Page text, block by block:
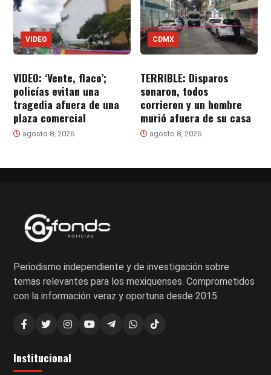
VIDEO
VIDEO: ‘Vente, flaco’;
policías evitan una
tragedia afuera de una
plaza comercial
agosto 8, 2026
CDMX
TERRIBLE: Disparos
sonaron, todos
corrieron y un hombre
murió afuera de su casa
agosto 8, 2026
Periodismo independiente y de investigación sobre
temas relevantes para los mexiquenses. Comprometidos
con la información veraz y oportuna desde 2015.
Institucional